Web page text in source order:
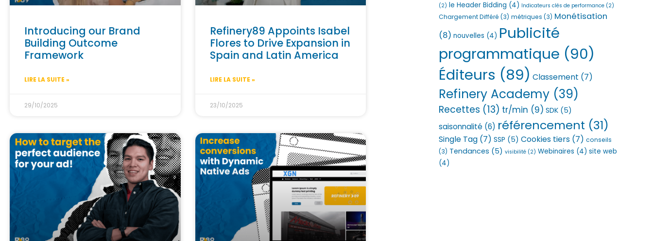
Introducing our Brand
Building Outcome
Framework
LIRE LA SUITE »
29/10/2025
Refinery89 Appoints Isabel
Flores to Drive Expansion in
Spain and Latin America
LIRE LA SUITE »
23/10/2025
(2) le Header Bidding (4) Indicateurs clés de performance (2)
Chargement Différé (3) métriques (3) Monétisation
(8) nouvelles (4) Publicité
programmatique (90)
Éditeurs (89) Classement (7)
Refinery Academy (39)
Recettes (13) tr/min (9) SDK (5)
saisonnalité (6) référencement (31)
Single Tag (7) SSP (5) Cookies tiers (7) conseils
(3) Tendances (5) visibilité (2) Webinaires (4) site web
(4)